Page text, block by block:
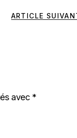
ARTICLE
avec *